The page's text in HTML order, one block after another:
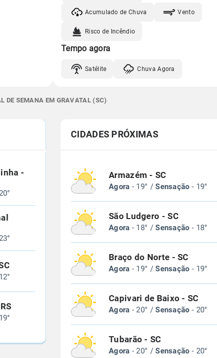
Acumulado de Chuva Vento
Risco de Incêndio
Tempo agora
Satélite Chuva Agora
DE SEMANA EM GRAVATAL (SC)
-
CIDADES PRÓXIMAS
Armazém - SC
Agora - 19° /Sensação - 19°
São Ludgero - SC
Agora - 18° /Sensação - 18°
Braço do Norte - SC
Agora - 19° /Sensação - 19°
Capivari de Baixo - SC
Agora - 20° /Sensação - 20°
Tubarão - SC
Agora - 20° /Sensação - 20°